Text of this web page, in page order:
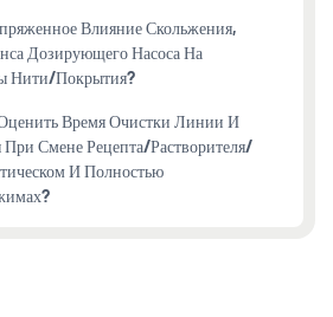
Влияние Скольжения,
Дозирующего Насоса На
Нити/покрытия?
Время Очистки Линии И
При Смене Рецепта/растворителя/
И Полностью